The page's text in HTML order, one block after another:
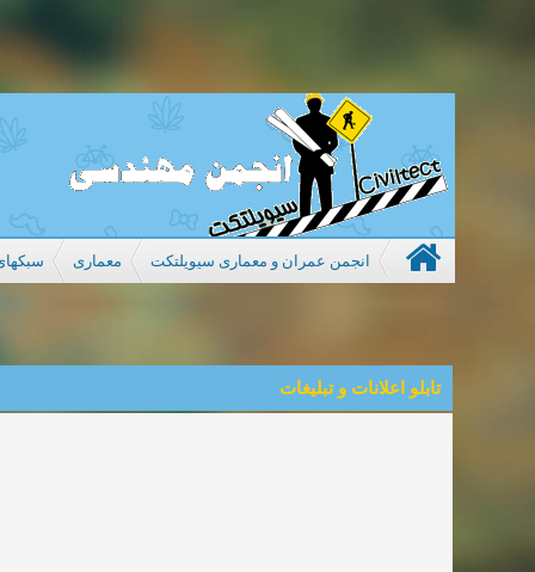
انجمن عمران و معماری سیویلتکت معماری
تابلو اعلانات و تبلیغات